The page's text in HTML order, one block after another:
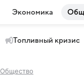
Экономика
Топливный кризис
Общество